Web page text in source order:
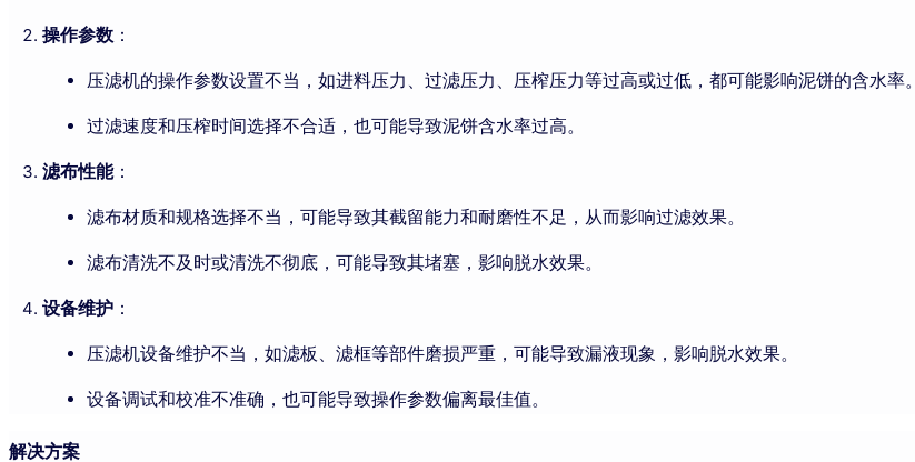
操作参数 ：
压滤机的操作参数设置不当，如进料压力、过滤压力、压榨压力等过高或过低，都可能影响泥饼的含水率。
过滤速度和压榨时间选择不合适，也可能导致泥饼含水率过高。
滤布性能：
滤布材质和规格选择不当，可能导致其截留能力和耐磨性不足，从而影响过滤效果。
滤布清洗不及时或清洗不彻底，可能导致其堵塞，影响脱水效果。
设备维护 ：
压滤机设备维护不当，如滤板、滤框等部件磨损严重，可能导致漏液现象，影响脱水效果。
设备调试和校准不准确，也可能导致操作参数偏离最佳值。
解决方案